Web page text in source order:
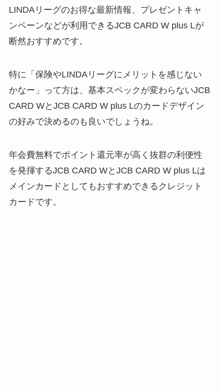
LINDAリーグのお得な最新情報、プレゼントキャ
ンペーンなどが利用できるJCB CARD W plus Lが
断然おすすめです。
特に「保険やLINDAリーグにメリットを感じない
かなー」って方は、基本スペックが変わらないJCB
CARD WとJCB CARD W plus Lのカードデザイン
の好みで決めるのも良いでしょうね。
年会費無料でポイント還元率が高く抜群の利便性
を発揮するJCB CARD WとJCB CARD W plus Lは
メインカードとしてもおすすめできるクレジット
カードです。